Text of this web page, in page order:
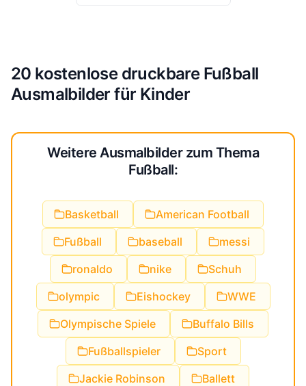
20 kostenlose druckbare Fußball
Ausmalbilder für Kinder
Weitere Ausmalbilder zum Thema
Fußball:
Basketball
American Football
Fußball
baseball
messi
ronaldo
nike
Schuh
olympic
Eishockey
WWE
Olympische Spiele
Buffalo Bills
Fußballspieler
Sport
Jackie Robinson
Ballett